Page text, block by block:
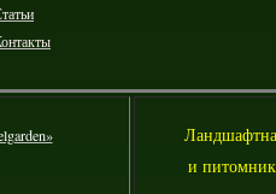
Л
и питомник